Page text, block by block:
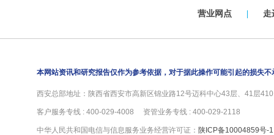
营业网点 走
本网站资讯和研究报告仅作为参考依据，对于据此操作可能引起的损失
西安总部地址：陕西省西安市高新区锦业路12号迈科中心43层、41层
客户服务专线 : 400-029-4008 资管业务专线 : 400-029-2118
中华人民共和国电信与信息服务业务经营许可证： 陕ICP备10004859号-1